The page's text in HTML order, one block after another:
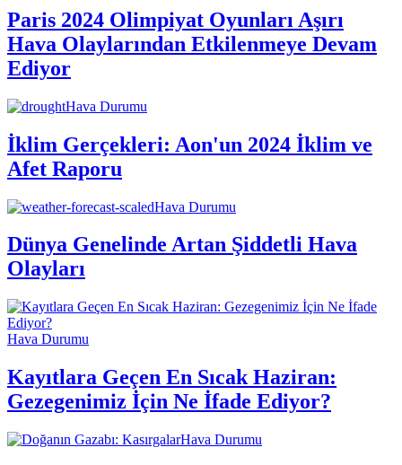
Paris 2024 Olimpiyat Oyunları Aşırı
Hava Olaylarından Etkilenmeye Devam
Ediyor
Hava Durumu
İklim Gerçekleri: Aon'un 2024 İklim ve
Afet Raporu
Hava Durumu
Dünya Genelinde Artan Şiddetli Hava
Olayları
Hava Durumu
Kayıtlara Geçen En Sıcak Haziran:
Gezegenimiz İçin Ne İfade Ediyor?
Hava Durumu